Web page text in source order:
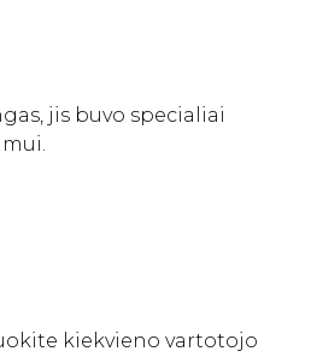
jis buvo specialiai
kiekvieno vartotojo